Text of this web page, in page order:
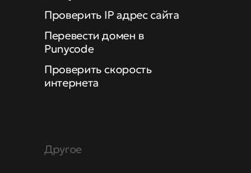
Проверить IP адрес сайта
Перевести домен в
Punycode
Проверить скорость
интернета
Другое